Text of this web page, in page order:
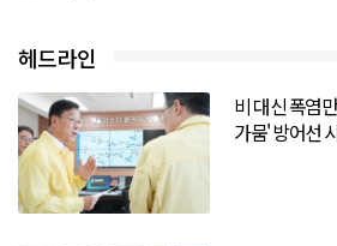
헤드라인
비 대신 폭염
가뭄' 방어선